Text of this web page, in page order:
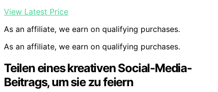
View Latest Price
As an affiliate, we earn on qualifying purchases.
As an affiliate, we earn on qualifying purchases.
Teilen eines kreativen Social-Media-
Beitrags, um sie zu feiern